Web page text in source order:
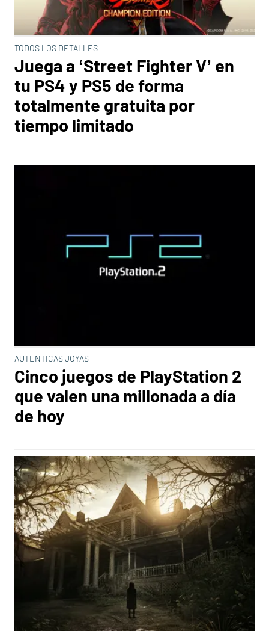
TODOS LOS DETALLES
Juega a ‘Street Fighter V’ en
tu PS4 y PS5 de forma
totalmente gratuita por
tiempo limitado
AUTÉNTICAS JOYAS
Cinco juegos de PlayStation 2
que valen una millonada a día
de hoy